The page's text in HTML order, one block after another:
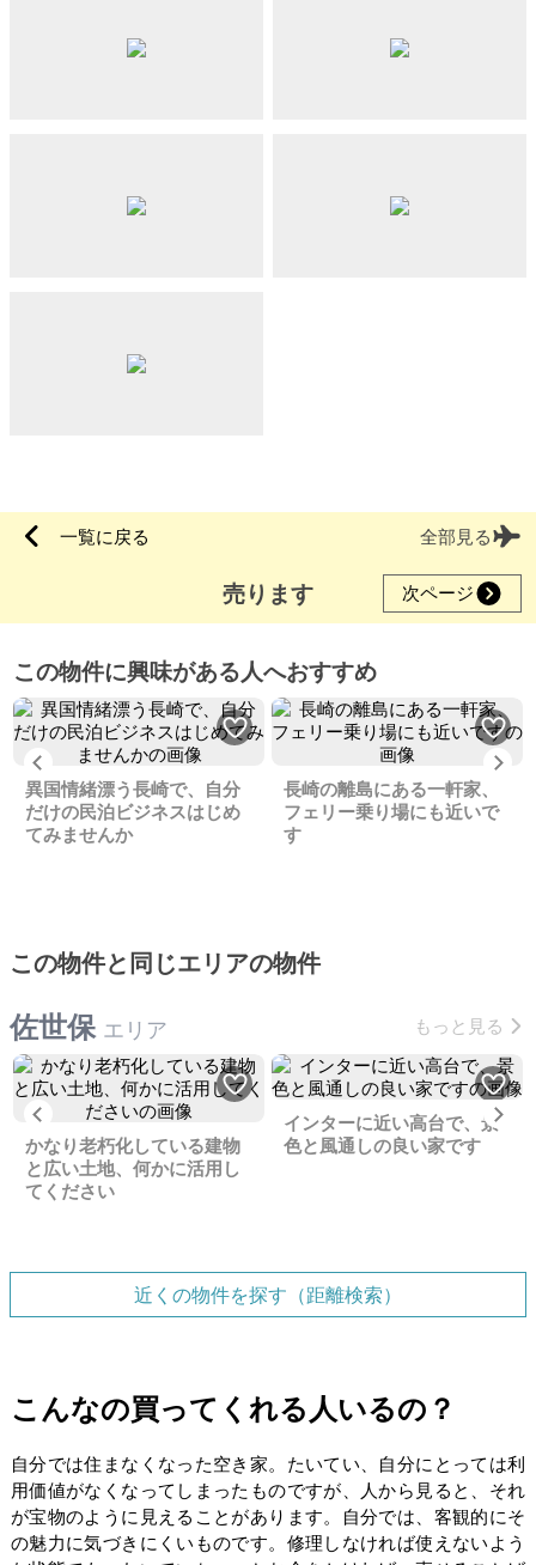
一覧に戻る 全部見る
売ります 次ページ
この物件に興味がある人へおすすめ
Previous
異国情緒漂う長崎で、自分
だけの民泊ビジネスはじめ
てみませんか
長崎の離島にある一軒家、
フェリー乗り場にも近いで
す
この物件と同じエリアの物件
佐世保 エリア もっと見る
Previous
かなり老朽化している建物
と広い土地、何かに活用し
てください
インターに近い高台で、景
色と風通しの良い家です
近くの物件を探す（距離検索）
こんなの買ってくれる人いるの？
自分では住まなくなった空き家。たいてい、自分にとっては利
用価値がなくなってしまったものですが、人から見ると、それ
が宝物のように見えることがあります。自分では、客観的にそ
の魅力に気づきにくいものです。修理しなければ使えないよう